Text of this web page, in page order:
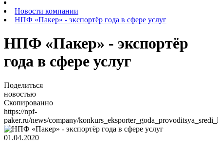
Новости компании
НПФ «Пакер» - экспортёр года в сфере услуг
НПФ «Пакер» - экспортёр
года в сфере услуг
Поделиться
новостью
Скопированно
https://npf-
paker.ru/news/company/
01.04.2020